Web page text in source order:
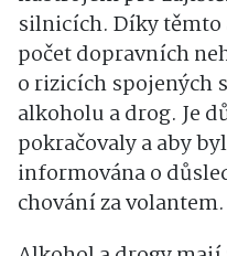
silnicích. Díky
počet dopravních
o rizicích spojených
alkoholu a drog. Je
pokračovaly a aby
informována o
chování za volantem.